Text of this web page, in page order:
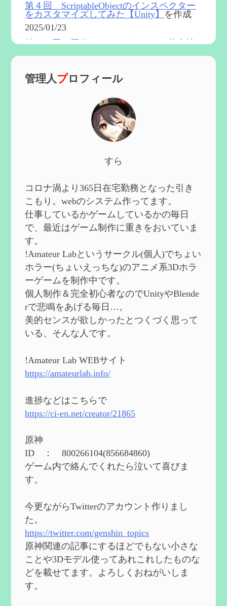
第４回 ScriptableObjectのインスペクター
をカスタマイズしてみた【Unity】 を作成
2025/01/23
第５４回 召使(アルレッキーノ)の基本性
第６０回 炎神マーヴィカの性能、探索に
第５９回 アチーブメント「対決者・２」
を作成
第５８回 集敵以外のすべてを持ってしま
ったサポーターシロネンの解説【2凸ま
2024/09/02
第５７回 アチーブメント「対決者・１」
を手に入れたい
を作成
2024/09/02
第５６回 ムアラニの簡易解説と使用感な
ど【0~1凸】
2024/08/11
第５５回 【無凸無モチ】エミリエを使っ
てみた感想を作成
2024/06/26
第４９回 フリーナの簡易性能紹介とテン
ションについての検証を更新
2024/05/12
能と3凸までを更新
2024/05/11
eを3BBB化してみた
2024/04/26
能と3凸まで
2024/04/03
第４８回 ヌヴィレットの性能と凸比較
更新
2024/2/10
能 それぞれの強みなどを作成
2024/2/04
第５２回 璃月精鋭狩ルート【沈玉の谷
編】を作成
2024/1/25
Ultimate Trainerの使い方【RE2】を作成
2024/1/23
管理人プロフィール
すら
コロナ渦より365日在宅勤務となった引き
こもり。webのシステム作ってます。
仕事しているかゲームしているかの毎日
で、最近はゲーム制作に重きをおいていま
す。
!Amateur Labというサークル(個人)でちょい
ホラー(ちょいえっちな)のアニメ系3Dホラ
ーゲームを制作中です。
個人制作＆完全初心者なのでUnityやBlende
rで悲鳴をあげる毎日…。
美的センスが欲しかったとつくづく思って
いる、そんな人です。
!Amateur Lab WEBサイト
https://amateurlab.info/
進捗などはこちらで
https://ci-en.net/creator/21865
原神
ID ： 800266104(856684860)
ゲーム内で絡んでくれたら泣いて喜びま
す。
今更ながらTwitterのアカウント作りまし
た。
https://twitter.com/genshin_topics
原神関連の記事にするほどでもない小さな
ことや3Dモデル使ってあれこれしたものな
どを載せてます。よろしくおねがいしま
す。